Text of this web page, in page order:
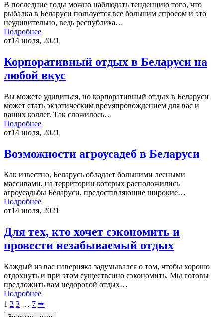
В последние годы можно наблюдать тенденцию того, что
рыбалка в Беларуси пользуется все большим спросом и это
неудивительно, ведь республика…
Подробнее
от14 июля, 2021
Корпоративный отдых в Беларуси на
любой вкус
Вы можете удивиться, но корпоративный отдых в Беларуси
может стать экзотическим времяпровождением для вас и
ваших коллег. Так сложилось…
Подробнее
от14 июля, 2021
Возможности агроусадеб в Беларуси
Как известно, Беларусь обладает большими лесными
массивами, на территории которых расположились
агроусадьбы Беларуси, предоставляющие широкие…
Подробнее
от14 июля, 2021
Для тех, кто хочет сэкономить и
провести незабываемый отдых
Каждый из вас наверняка задумывался о том, чтобы хорошо
отдохнуть и при этом существенно сэкономить. Мы готовы
предложить вам недорогой отдых…
Подробнее
1 2 3 … 7 🠚